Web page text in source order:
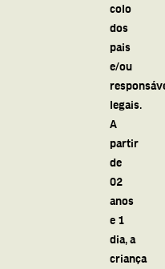
colo
dos
pais
e/ou
legais.
A
partir
de
02
anos
e 1
dia, a
criança